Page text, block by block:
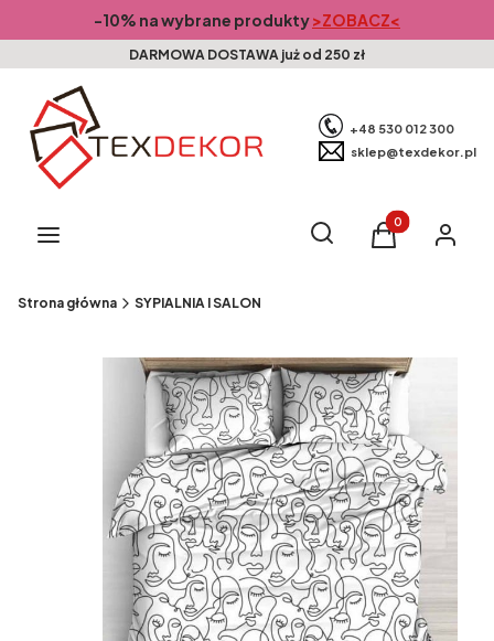
-10% na wybrane produkty>ZOBACZ<
DARMOWA DOSTAWA już od 250 zł
+48 530 012 300
sklep@texdekor.pl
Menu Otwórz wyszukiwarkę
Szukaj Produkty w
Koszyk Zaloguj
Strona główna SYPIALNIA I SALON